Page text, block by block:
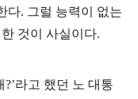
다. 그럴 능력이 없는
것이 사실이다.
?’라고 했던 노 대통